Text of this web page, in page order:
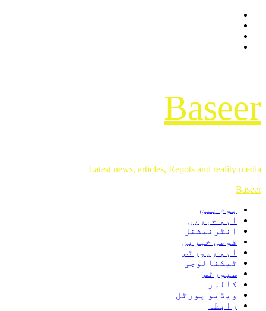
Skip
content
Baseer
Latest news, articles, Repots and reality media
Primary
Baseer
ہوم پیج
اہم خبریں
انٹرنیشنل
قومی خبریں
اہم رپورٹس
ٹیکنالوجی
سپورٹس
کالمز
ویڈیو پورٹل
رابطہ